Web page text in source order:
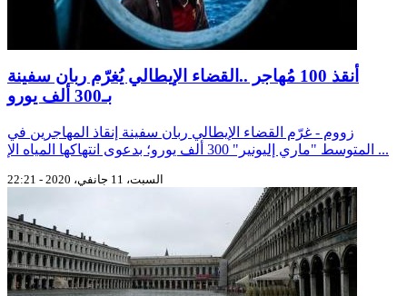
أنقذ 100 مُهاجر ..القضاء الإيطالي يُغرّم ربان سفينة
بـ300 ألف يورو
زووم - غرّم القضاء الإيطالي ربان سفينة إنقاذ المهاجرين في
المتوسط "ماري إليونير" 300 ألف يورو؛ بدعوى انتهاكها المياه الإ ...
السبت، 11 جانفي، 2020 - 22:21